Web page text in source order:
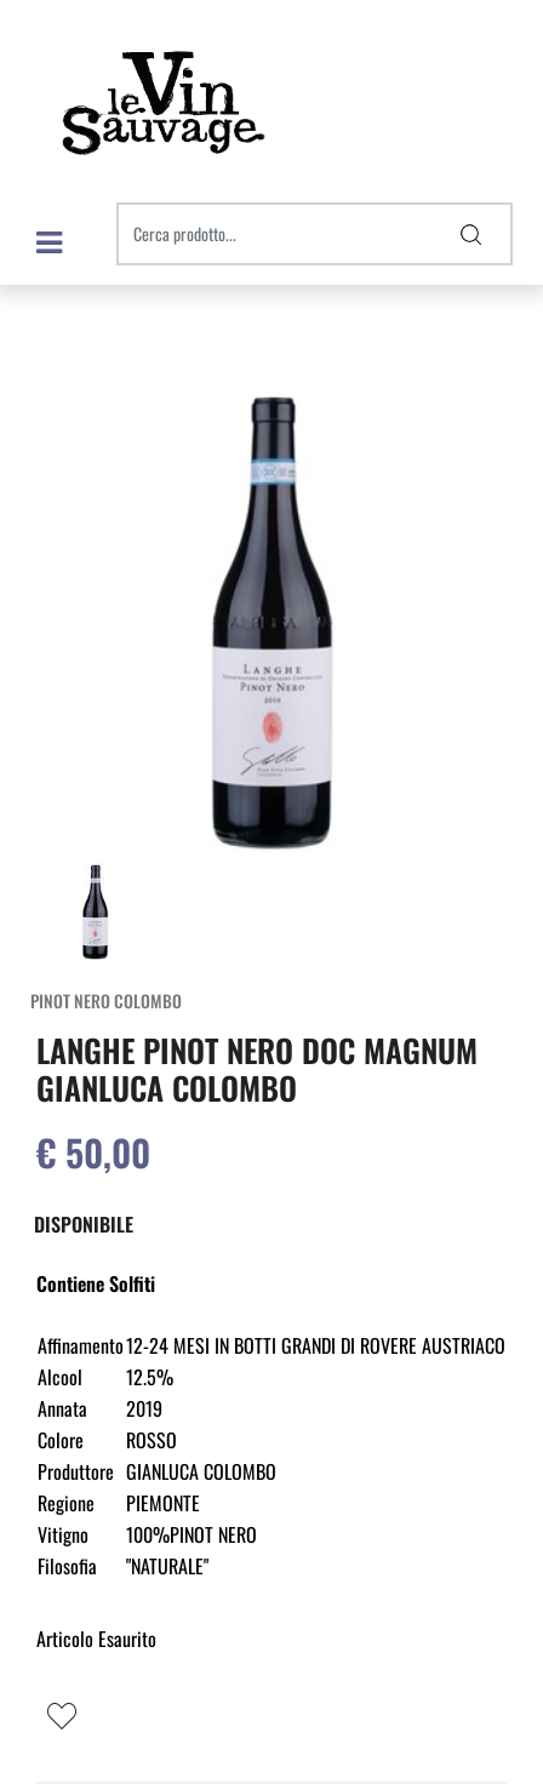
Open menu
PINOT NERO COLOMBO
LANGHE PINOT NERO DOC MAGNUM
GIANLUCA COLOMBO
€ 50,00
DISPONIBILE
Contiene Solfiti
Affinamento12-24 MESI IN BOTTI GRANDI DI ROVERE AUSTRIACO
Alcool
12.5%
Annata
2019
Colore
ROSSO
Produttore GIANLUCA COLOMBO
Regione
PIEMONTE
Vitigno
100%PINOT NERO
Filosofia
"NATURALE"
Articolo Esaurito